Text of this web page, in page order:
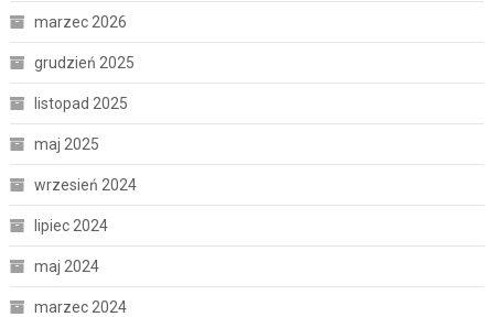
marzec 2026
grudzień 2025
listopad 2025
maj 2025
wrzesień 2024
lipiec 2024
maj 2024
marzec 2024